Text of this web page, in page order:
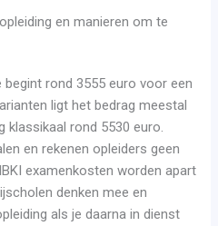
en manieren om te
begint rond 3555 euro voor een
ligt het bedrag meestal
klassikaal rond 5530 euro.
en rekenen opleiders geen
examenkosten worden apart
denken mee en
als je daarna in dienst